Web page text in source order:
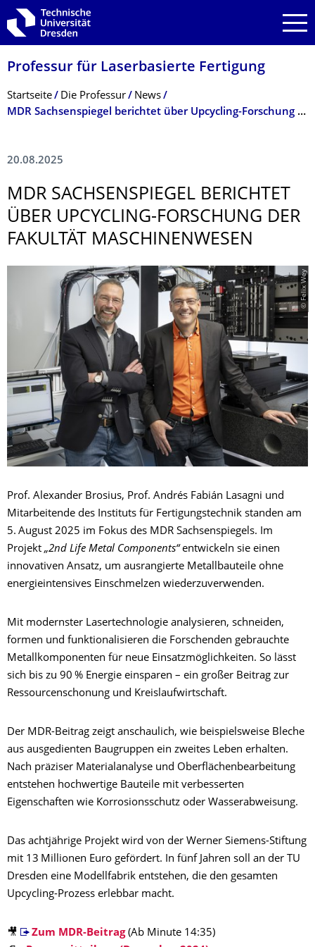
Zur Hauptnavigation springen
Zur Suche springen
Zum Inhalt springen
Professur für Laserbasierte Fertigung
Breadcrumb-Menü
Startseite Die Professur
News
MDR Sachsenspiegel berichtet über Upcycling-Forschung der Fakultät Maschinenwesen
20.08.2025
MDR SACHSENSPIEGEL BERICHTET
ÜBER UPCYCLING-FORSCHUNG DER
FAKULTÄT MASCHINENWESEN
© Felix Wey
Prof. Alexander Brosius, Prof. Andrés Fabián Lasagni und
Mitarbeitende des Instituts für Fertigungstechnik standen am
5. August 2025 im Fokus des MDR Sachsenspiegels. Im
Projekt„2nd Life Metal Components“entwickeln sie einen
innovativen Ansatz, um ausrangierte Metallbauteile ohne
energieintensives Einschmelzen wiederzuverwenden.
Mit modernster Lasertechnologie analysieren, schneiden,
formen und funktionalisieren die Forschenden gebrauchte
Metallkomponenten für neue Einsatzmöglichkeiten. So lässt
sich bis zu 90 % Energie einsparen – ein großer Beitrag zur
Ressourcenschonung und Kreislaufwirtschaft.
Der MDR-Beitrag zeigt anschaulich, wie beispielsweise Bleche
aus ausgedienten Baugruppen ein zweites Leben erhalten.
Nach präziser Materialanalyse und Oberflächenbearbeitung
entstehen hochwertige Bauteile mit verbesserten
Eigenschaften wie Korrosionsschutz oder Wasserabweisung.
Das achtjährige Projekt wird von der Werner Siemens-Stiftung
mit 13 Millionen Euro gefördert. In fünf Jahren soll an der TU
Dresden eine Modellfabrik entstehen, die den gesamten
Upcycling-Prozess erlebbar macht.
🎥 Zum MDR-Beitrag (Ab Minute 14:35)